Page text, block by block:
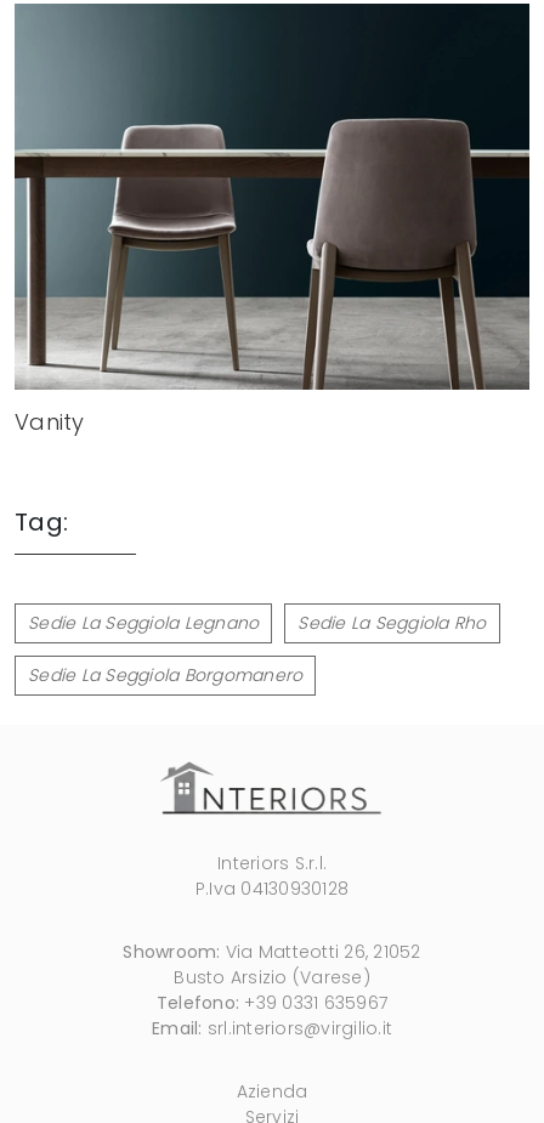
Vanity
Tag:
Sedie La Seggiola Legnano Sedie La Seggiola Rho
Sedie La Seggiola Borgomanero
Interiors S.r.l.
P.Iva 04130930128
Showroom: Via Matteotti 26, 21052
Busto Arsizio (Varese)
Telefono: +39 0331 635967
Email: srl.interiors@virgilio.it
Azienda
Servizi